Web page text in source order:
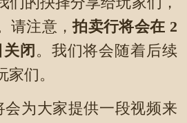
请注意，拍卖行将会在 2
闭 。我们将会随着后续
们。
会为大家提供一段视频来